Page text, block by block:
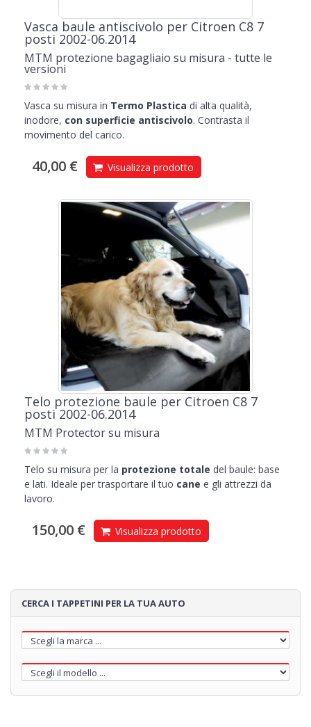
Vasca baule antiscivolo per Citroen C8 7
posti 2002-06.2014
MTM protezione bagagliaio su misura - tutte le
versioni
Vasca su misura in Termo Plastica di alta qualità,
inodore, con superficie antiscivolo. Contrasta il
movimento del carico.
40,00 € Visualizza prodotto
Telo protezione baule per Citroen C8 7
posti 2002-06.2014
MTM Protector su misura
Telo su misura per la protezione totale del baule: base
e lati. Ideale per trasportare il tuo cane e gli attrezzi da
lavoro.
150,00 € Visualizza prodotto
CERCA I TAPPETINI PER LA TUA AUTO